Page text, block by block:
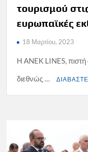
τουρισμού
ευρωπαϊκές
18 Μαρτίου, 2023
Η ANEK LINES, πιστή
διεθνώς …